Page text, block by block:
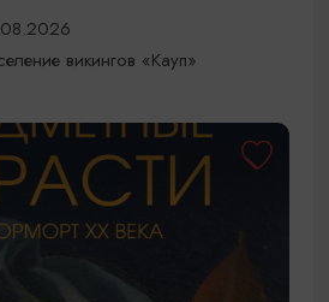
викингов «Кауп»